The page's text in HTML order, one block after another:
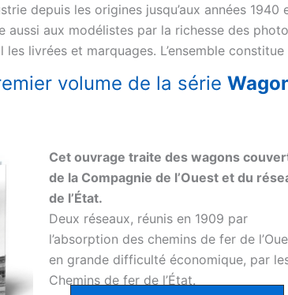
depuis les origines jusqu’aux années
aussi aux modélistes par la richesse des
livrées et marquages. L’ensemble
volume de la série
Cet ouvrage traite des wagons
de la Compagnie de l’Ouest et du
de l’État.
Deux réseaux, réunis en 1909 par
l’absorption des chemins de fer de
en grande difficulté économique, par
Chemins de fer de l’État.